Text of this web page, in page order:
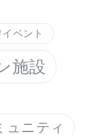
イベント
施設
ュニティ